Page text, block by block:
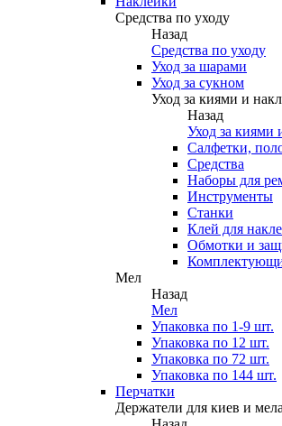
Средства по уходу
Назад
Средства по уходу
Уход за шарами
Уход за сукном
Уход за киями и
Назад
Уход за киями
Салфетки,
Средства
Наборы для
Инструменты
Станки
Клей для
Обмотки и
Мел
Назад
Мел
Упаковка по 1-9 шт.
Упаковка по 12 шт.
Упаковка по 72 шт.
Упаковка по 144 шт.
Перчатки
Держатели для киев и мела